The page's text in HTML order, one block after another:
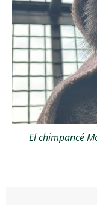
El chimpancé